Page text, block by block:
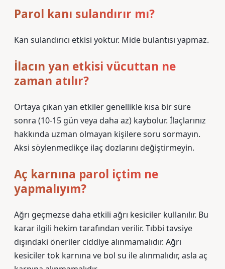
Parol kanı sulandırır mı?
Kan sulandırıcı etkisi yoktur. Mide bulantısı yapmaz.
İlacın yan etkisi vücuttan ne
zaman atılır?
Ortaya çıkan yan etkiler genellikle kısa bir süre
sonra (10-15 gün veya daha az) kaybolur. İlaçlarınız
hakkında uzman olmayan kişilere soru sormayın.
Aksi söylenmedikçe ilaç dozlarını değiştirmeyin.
Aç karnına parol içtim ne
yapmalıyım?
Ağrı geçmezse daha etkili ağrı kesiciler kullanılır. Bu
karar ilgili hekim tarafından verilir. Tıbbi tavsiye
dışındaki öneriler ciddiye alınmamalıdır. Ağrı
kesiciler tok karnına ve bol su ile alınmalıdır, asla aç